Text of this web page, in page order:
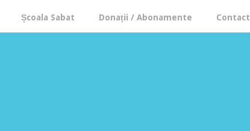
Școala Sabat Donații / Abonamente Contact